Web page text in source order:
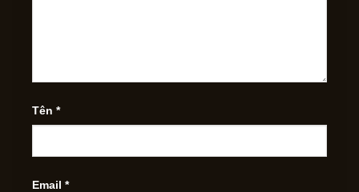
Tên *
Email *